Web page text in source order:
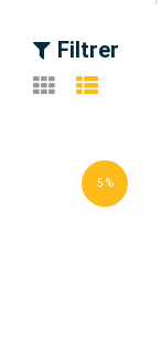
Filtrer
5 %